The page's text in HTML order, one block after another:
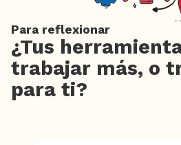
Para reflexionar
¿Tus
trabajar más, o
para ti?